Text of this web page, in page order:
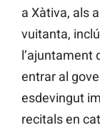
a Xàtiva, als
vuitanta,
l’ajuntament
entrar al
esdevingut
recitals en